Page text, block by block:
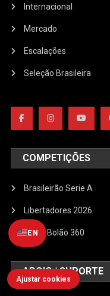
Internacional
Mercado
Escalações
Seleção Brasileira
COMPETIÇÕES
Brasileirão Serie A
Libertadores 2026
Mega Bolão 360
APOIO | SUPORTE
Ajustar cookies
EN